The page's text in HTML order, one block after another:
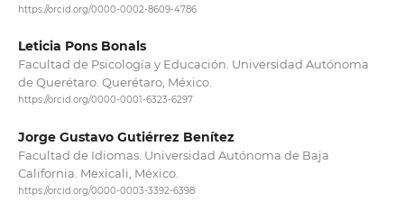
https://orcid.org/0000-0002-8609-4786
Leticia Pons Bonals
Facultad de Psicología y Educación. Universidad Autónoma
de Querétaro. Querétaro, México.
https://orcid.org/0000-0001-6323-6297
Jorge Gustavo Gutiérrez Benítez
Facultad de Idiomas. Universidad Autónoma de Baja
California. Mexicali, México.
https://orcid.org/0000-0003-3392-6398